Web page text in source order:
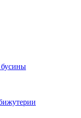
бусины